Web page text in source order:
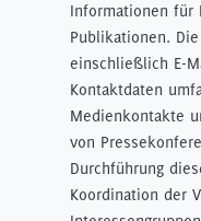
Informationen für
Publikationen.
einschließlich E-
Kontaktdaten
Medienkontakte
von
Durchführung
Koordination der